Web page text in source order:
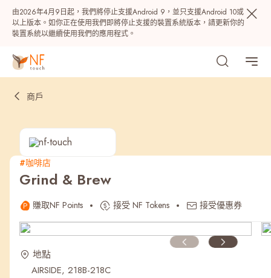
由2026年4月9日起，我們將停止支援Android 9，並只支援Android 10或
以上版本。如你正在使用我們即將停止支援的裝置系統版本，請更新你的
裝置系統以繼續使用我們的應用程式。
熱門
最近搜尋紀錄
商戶
#咖啡店
Grind & Brew
賺取NF Points 接受 NF Tokens 接受優惠券
地點
AIRSIDE, 218B-218C